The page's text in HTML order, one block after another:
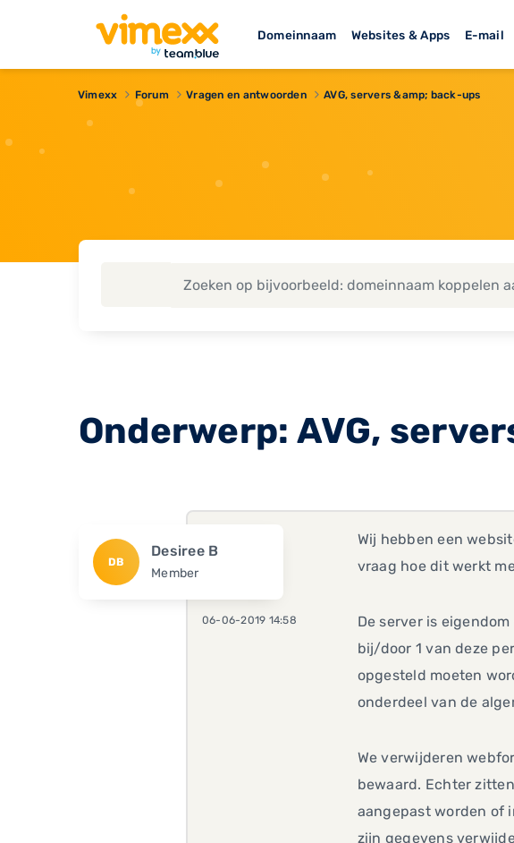
Domeinnaam Websites & Apps E-mail
Vimexx Forum Vragen en antwoorden AVG, servers &amp; back-ups
Onderwerp: AVG,
DB
Desiree B
Member
06-06-2019 14:58
Wij hebben een
vraag hoe dit werkt
De server is
bij/door 1 van deze
opgesteld moeten
onderdeel van de
We verwijderen
bewaard. Echter
aangepast worden of
zijn gegevens